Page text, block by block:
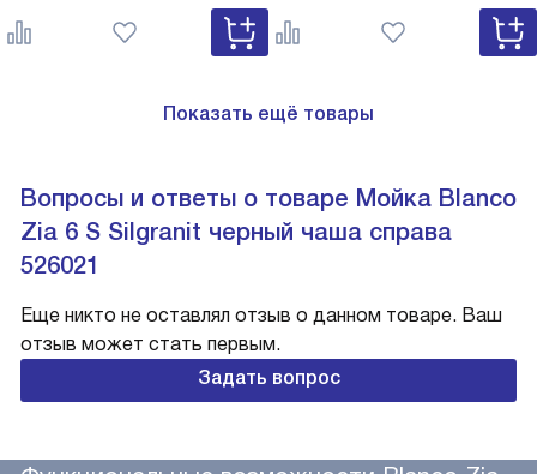
Lato сатин темная сталь
527743
Показать ещё товары
Вопросы и ответы о товаре Мойка Blanco
Zia 6 S Silgranit черный чаша справа
526021
Еще никто не оставлял отзыв о данном товаре. Ваш
отзыв может стать первым.
Задать вопрос